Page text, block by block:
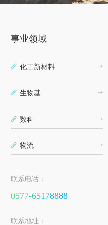
事业领域
化工新材料
生物基
数科
物流
联系电话：
0577-65178888
联系地址：